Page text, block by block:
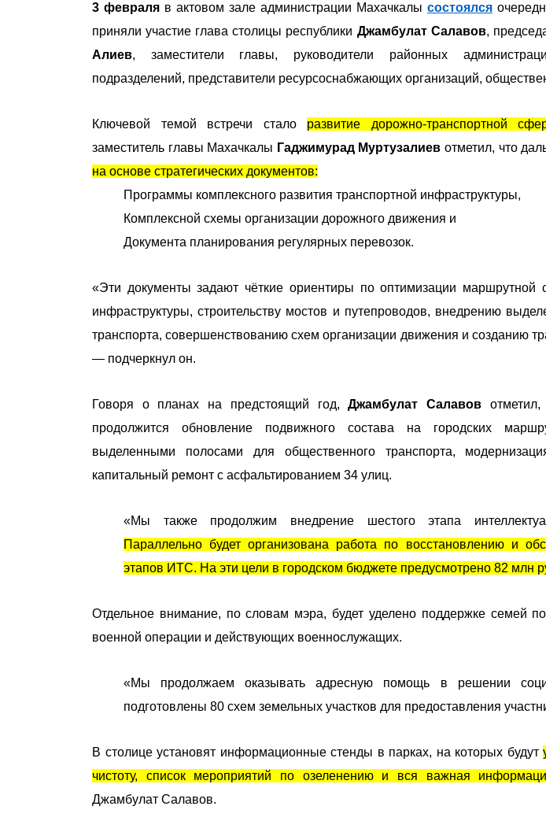
3 февраля в актовом зале администрации Махачкалы состоялся
приняли участие глава столицы республики Джамбулат Салавов,
Алиев, заместители главы, руководители районных
подразделений, представители ресурсоснабжающих организаций,
Ключевой темой встречи стало развитие дорожно-транспортной
заместитель главы Махачкалы Гаджимурад Муртузалиев отметил, что
на основе стратегических документов:
Программы комплексного развития транспортной инфраструктуры,
Комплексной схемы организации дорожного движения и
Документа планирования регулярных перевозок.
«Эти документы задают чёткие ориентиры по оптимизации маршрутной
инфраструктуры, строительству мостов и путепроводов, внедрению
транспорта, совершенствованию схем организации движения и созданию
— подчеркнул он.
Говоря о планах на предстоящий год,Джамбулат Салавов
продолжится обновление подвижного состава на городских
выделенными полосами для общественного транспорта,
капитальный ремонт с асфальтированием 34 улиц.
«Мы также продолжим внедрение шестого этапа
Параллельно будет организована работа по восстановлению и
этапов ИТС. На эти цели в городском бюджете предусмотрено 82 млн
Отдельное внимание, по словам мэра, будет уделено поддержке семей
военной операции и действующих военнослужащих.
«Мы продолжаем оказывать адресную помощь в решении
подготовлены 80 схем земельных участков для предоставления
В столице установят информационные стенды в парках, на которых будут
чистоту, список мероприятий по озеленению и вся важная
Джамбулат Салавов.